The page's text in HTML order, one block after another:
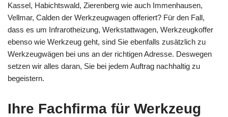
Kassel, Habichtswald, Zierenberg wie auch Immenhausen,
Vellmar, Calden der Werkzeugwagen offeriert? Für den Fall,
dass es um Infrarotheizung, Werkstattwagen, Werkzeugkoffer
ebenso wie Werkzeug geht, sind Sie ebenfalls zusätzlich zu
Werkzeugwägen bei uns an der richtigen Adresse. Deswegen
setzen wir alles daran, Sie bei jedem Auftrag nachhaltig zu
begeistern.
Ihre Fachfirma für Werkzeug